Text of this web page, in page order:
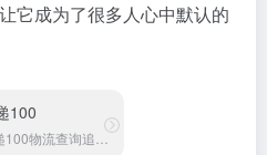
它成为了很多人心中默认的
100
快递100物流查询追踪平台